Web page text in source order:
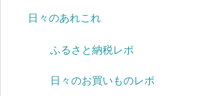
日々のあれこれ
ふるさと納税レポ
日々のお買いものレポ